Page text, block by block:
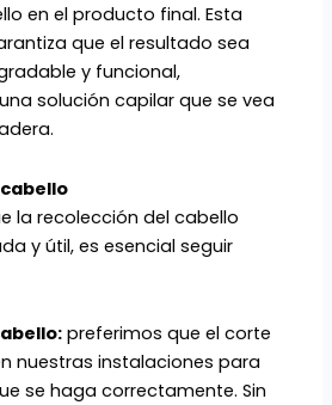
en el producto final. Esta
que el resultado sea
y funcional,
solución capilar que se vea
la recolección del cabello
y útil, es esencial seguir
preferimos que el corte
nuestras instalaciones para
se haga correctamente. Sin